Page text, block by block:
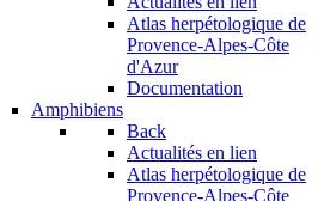
Atlas herpétologique de
Provence-Alpes-Côte
d'Azur
Documentation
Amphibiens
Back
Actualités en lien
Atlas herpétologique de
Provence-Alpes-Côte